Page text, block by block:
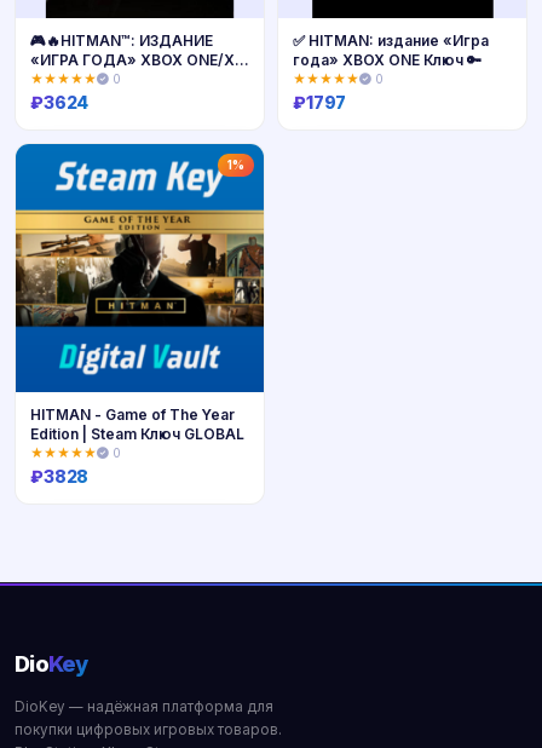
Купить
🎮🔥HITMAN™: ИЗДАНИЕ
«ИГРА ГОДА» XBOX ONE/X|S
🔑КЛЮЧ🔥
★★★★★ 0
₽3624
✅ HITMAN: издание «Игра
года» XBOX ONE Ключ 🔑
★★★★★ 0
₽1797
1%
HITMAN - Game of The Year
Edition | Steam Ключ GLOBAL
★★★★★ 0
₽3828
DioKey
DioKey — надёжная платформа для
покупки цифровых игровых товаров.